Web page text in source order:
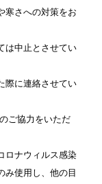
寒さへの対策をお
は中止とさせてい
際に連絡させてい
ご協力をいただ
ロナウィルス感染
み使用し、他の目